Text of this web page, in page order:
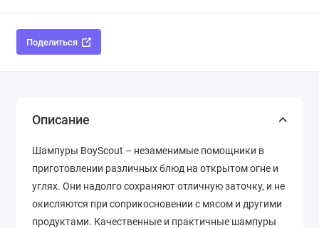
Поделиться
Описание
Шампуры BoyScout – незаменимые помощники в
приготовлении различных блюд на открытом огне и
углях. Они надолго сохраняют отличную заточку, и не
окисляются при соприкосновении с мясом и другими
продуктами. Качественные и практичные шампуры